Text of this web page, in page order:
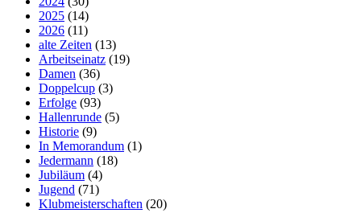
2025 (14)
2026 (11)
alte Zeiten (13)
Arbeitseinatz (19)
Damen (36)
Doppelcup (3)
Erfolge (93)
Hallenrunde (5)
Historie (9)
In Memorandum (1)
Jedermann (18)
Jubiläum (4)
Jugend (71)
Klubmeisterschaften (20)